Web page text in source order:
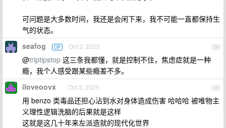
可问题是大多数时间，我还是会闲下来，我不可能一直都保持生
气的状态。
16
seafog OP Oct 3, 2025
@triptipstop 这三条我都懂，就是控制不住，焦虑症就是一种
瘾，我个人感受跟某些瘾差不多。
17
iloveoovx Oct 3, 2025
用 benzo 类毒品还担心沾到水对身体造成伤害 哈哈哈 被唯物主
义理性逻辑洗脑的后果就是这样
这就是这几十年来左派造就的现代化世界